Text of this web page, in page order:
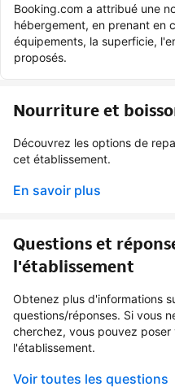
Booking.com a attribué une
hébergement, en prenant en
équipements, la superficie,
proposés.
Nourriture et
Découvrez les options de
cet établissement.
En savoir plus
Questions et
l'établissement
Obtenez plus d'informations
questions/réponses. Si vous
cherchez, vous pouvez
l'établissement.
Voir toutes les questions